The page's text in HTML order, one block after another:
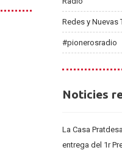
Redes y Nuevas
#pionerosradio
Noticies
Noticies
La Casa
entrega del 1r